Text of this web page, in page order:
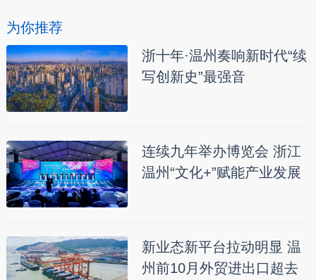
为你推荐
浙十年·温州奏响新时代“续
写创新史”最强音
连续九年举办博览会 浙江
温州“文化+”赋能产业发展
新业态新平台拉动明显 温
州前10月外贸进出口超去